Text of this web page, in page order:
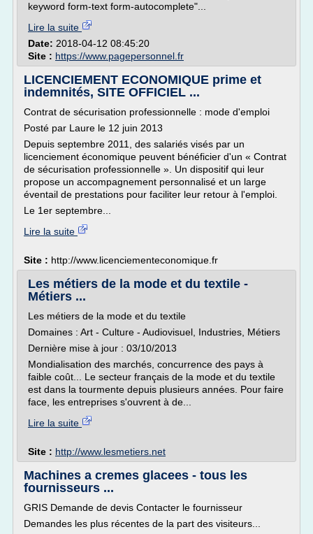
keyword form-text form-autocomplete"...
Lire la suite
Date: 2018-04-12 08:45:20
Site : https://www.pagepersonnel.fr
LICENCIEMENT ECONOMIQUE prime et
indemnités, SITE OFFICIEL ...
Contrat de sécurisation professionnelle : mode d'emploi
Posté par Laure le 12 juin 2013
Depuis septembre 2011, des salariés visés par un
licenciement économique peuvent bénéficier d'un « Contrat
de sécurisation professionnelle ». Un dispositif qui leur
propose un accompagnement personnalisé et un large
éventail de prestations pour faciliter leur retour à l'emploi.
Le 1er septembre...
Lire la suite
Site : http://www.licenciementeconomique.fr
Les métiers de la mode et du textile -
Métiers ...
Les métiers de la mode et du textile
Domaines : Art - Culture - Audiovisuel, Industries, Métiers
Dernière mise à jour : 03/10/2013
Mondialisation des marchés, concurrence des pays à
faible coût... Le secteur français de la mode et du textile
est dans la tourmente depuis plusieurs années. Pour faire
face, les entreprises s'ouvrent à de...
Lire la suite
Site : http://www.lesmetiers.net
Machines a cremes glacees - tous les
fournisseurs ...
GRIS Demande de devis Contacter le fournisseur
Demandes les plus récentes de la part des visiteurs...